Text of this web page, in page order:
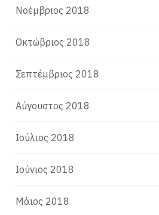
Νοέμβριος 2018
Οκτώβριος 2018
Σεπτέμβριος 2018
Αύγουστος 2018
Ιούλιος 2018
Ιούνιος 2018
Μάιος 2018